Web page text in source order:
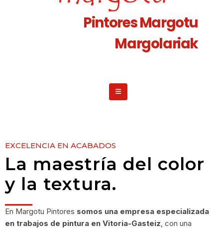
Pintores Margotu
Margolariak
EXCELENCIA EN ACABADOS
La maestría del color
y la textura.
En Margotu Pintores somos una empresa especializada
en trabajos de pintura en Vitoria-Gasteiz, con una